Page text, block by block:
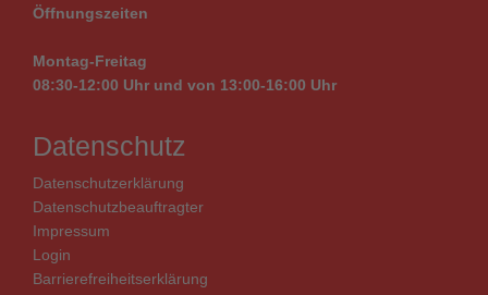
Öffnungszeiten
Montag-Freitag
08:30-12:00 Uhr und von 13:00-16:00 Uhr
Datenschutz
Datenschutzerklärung
Datenschutzbeauftragter
Impressum
Login
Barrierefreiheitserklärung